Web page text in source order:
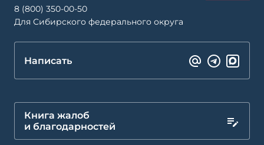
8 (800) 350-00-50
Для Сибирского федерального округа
Написать
Книга жалоб
и благодарностей